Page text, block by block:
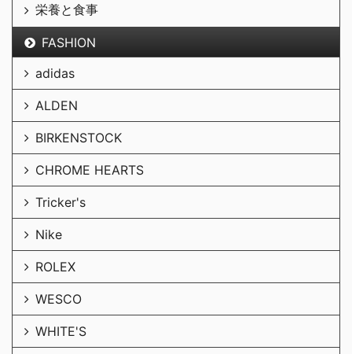
栄養と食事
FASHION
adidas
ALDEN
BIRKENSTOCK
CHROME HEARTS
Tricker's
Nike
ROLEX
WESCO
WHITE'S